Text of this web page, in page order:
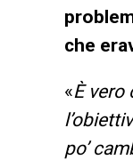
che
«È vero
po’